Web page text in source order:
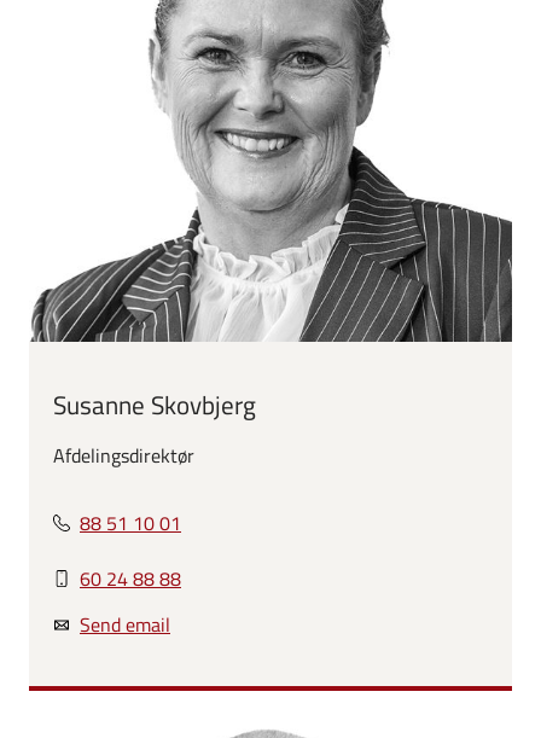
Susanne Skovbjerg
Afdelingsdirektør
88 51 10 01
60 24 88 88
Send email